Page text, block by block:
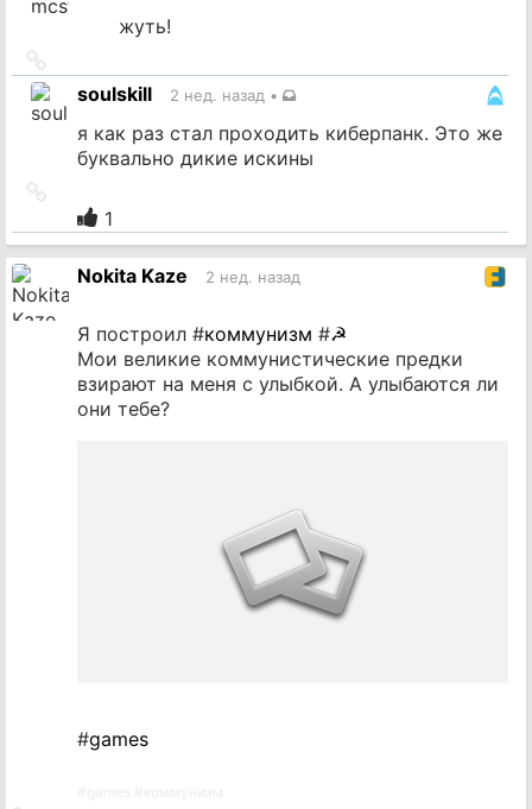
жуть!
на
источник
soulskill 2 нед. назад •
я как раз стал проходить киберпанк. Это же
буквально дикие искины
источник
1
Nokita Kaze 2 нед. назад
Я построил #коммунизм #☭
Мои великие коммунистические предки
взирают на меня с улыбкой. А улыбаются ли
они тебе?
#games